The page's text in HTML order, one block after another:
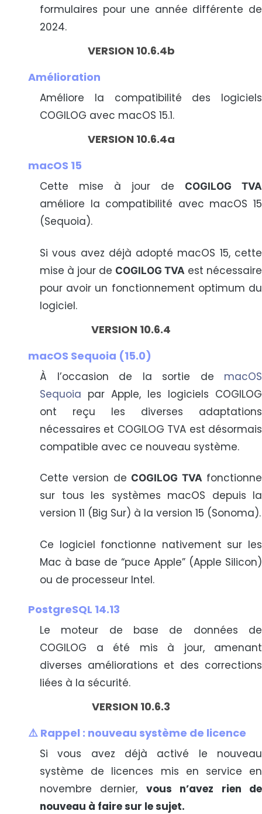
formulaires pour une année différente de
2024.
VERSION 10.6.4b
Amélioration
Améliore la compatibilité des logiciels
COGILOG avec macOS 15.1.
VERSION 10.6.4a
macOS 15
Cette mise à jour de COGILOG TVA
améliore la compatibilité avec macOS 15
(Sequoia).
Si vous avez déjà adopté macOS 15, cette
mise à jour de COGILOG TVA est nécessaire
pour avoir un fonctionnement optimum du
logiciel.
VERSION 10.6.4
macOS Sequoia (15.0)
À l’occasion de la sortie de macOS
Sequoia par Apple, les logiciels COGILOG
ont reçu les diverses adaptations
nécessaires et COGILOG TVA est désormais
compatible avec ce nouveau système.
Cette version de COGILOG TVAfonctionne
sur tous les systèmes macOS depuis la
version 11 (Big Sur) à la version 15 (Sonoma).
Ce logiciel fonctionne nativement sur les
Mac à base de “puce Apple” (Apple Silicon)
ou de processeur Intel.
PostgreSQL 14.13
Le moteur de base de données de
COGILOG a été mis à jour, amenant
diverses améliorations et des corrections
liées à la sécurité.
VERSION 10.6.3
⚠️ Rappel : nouveau système de licence
Si vous avez déjà activé le nouveau
système de licences mis en service en
novembre dernier, vous n’avez rien de
nouveau à faire sur le sujet.